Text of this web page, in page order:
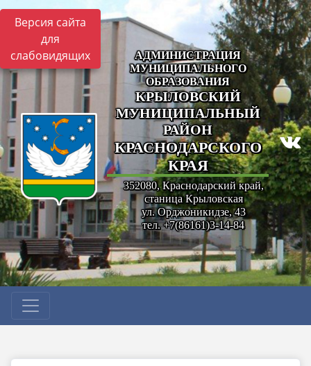
Версия сайта
для
слабовидящих
АДМИНИСТРАЦИЯ
МУНИЦИПАЛЬНОГО
ОБРАЗОВАНИЯ
КРЫЛОВСКИЙ
МУНИЦИПАЛЬНЫЙ
РАЙОН
КРАСНОДАРСКОГО
КРАЯ
352080, Краснодарский край,
станица Крыловская
ул. Орджоникидзе, 43
тел. +7(86161)3-14-84